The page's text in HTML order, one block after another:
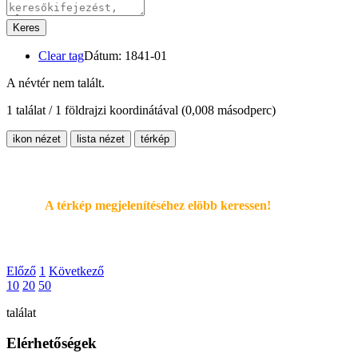
Keres
Clear tagDátum: 1841-01
A névtér nem talált.
1 találat / 1 földrajzi koordinátával (0,008 másodperc)
ikon nézet lista nézet térkép
A térkép megjelenítéséhez elöbb keressen!
Előző 1 Következő
10 20 50
találat
Elérhetőségek